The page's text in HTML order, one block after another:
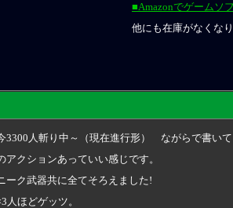
■Amazonでゲームソ
他にも在庫がなくな
3300人斬り中～（現在進行形） ながらで書い
クションあっていい感じです。
ーク武器共に全てそろえました!
人ほどゲッツ。